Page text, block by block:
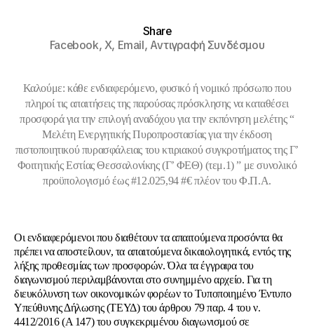
Share
Facebook,X, Email,Αντιγραφή Συνδέσμου
Καλούμε: κάθε ενδιαφερόμενο, φυσικό ή νομικό πρόσωπο που
πληροί τις απαιτήσεις της παρούσας πρόσκλησης να καταθέσει
προσφορά για την επιλογή αναδόχου για την εκπόνηση μελέτης “
Μελέτη Ενεργητικής Πυροπροστασίας για την έκδοση
πιστοποιητικού πυρασφάλειας του κτιριακού συγκροτήματος της Γ’
Φοιτητικής Εστίας Θεσσαλονίκης (Γ’ ΦΕΘ) (τεμ.1) ” με συνολικό
προϋπολογισμό έως #12.025,94 #€ πλέον του Φ.Π.Α.
Οι ενδιαφερόμενοι που διαθέτουν τα απαιτούμενα προσόντα θα
πρέπει να αποστείλουν, τα απαιτούμενα δικαιολογητικά, εντός της
λήξης προθεσμίας των προσφορών. Όλα τα έγγραφα του
διαγωνισμού περιλαμβάνονται στο συνημμένο αρχείο. Για τη
διευκόλυνση των οικονομικών φορέων το Τυποποιημένο Έντυπο
Υπεύθυνης Δήλωσης (ΤΕΥΔ) του άρθρου 79 παρ. 4 του ν.
4412/2016 (Α 147) του συγκεκριμένου διαγωνισμού σε